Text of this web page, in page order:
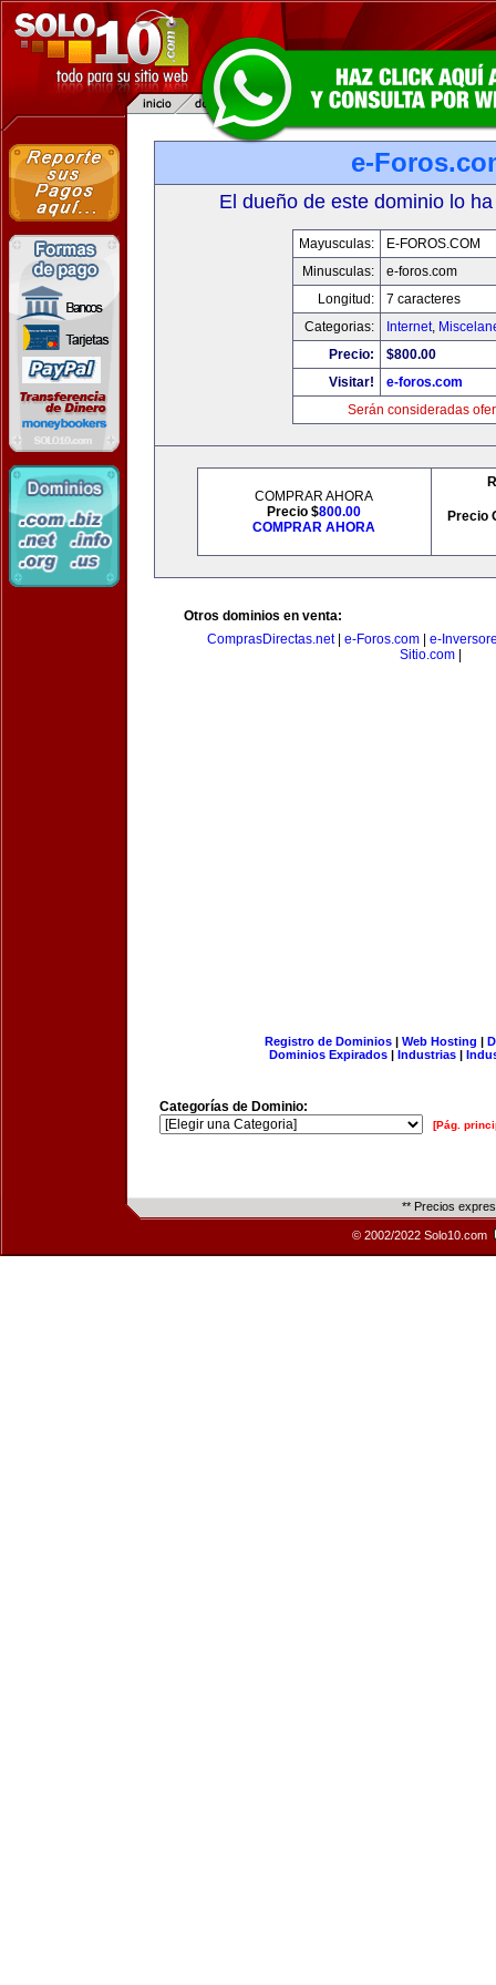
e-
El dueño de este dominio lo
Mayusculas:
E-FOROS.COM
Minusculas:
e-foros.com
Longitud:
7 caracteres
Categorias:
Internet,
Precio:
$800.00
Visitar!
e-foros.com
Serán consideradas
COMPRAR AHORA
Precio $800.00
COMPRAR AHORA
Precio
Otros dominios en venta:
ComprasDirectas.net| e-Foros.com
e-
Sitio.com
Registro de Dominios| Web Hosting |
Dominios Expirados | Industrias |
Categorías de Dominio:
[Pág.
** Precios
© 2002/2022 Solo10.com